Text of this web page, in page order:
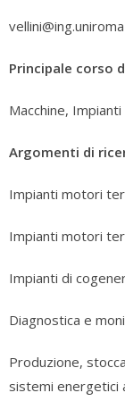
Principale corso
Macchine,
Argomenti di
Impianti motori
Impianti motori
Impianti di
Diagnostica e
Produzione,
sistemi energetici